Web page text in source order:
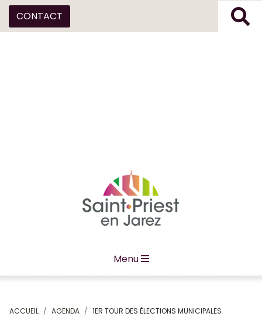
CONTACT
Menu
ACCUEIL AGENDA 1ER TOUR DES ÉLECTIONS MUNICIPALES